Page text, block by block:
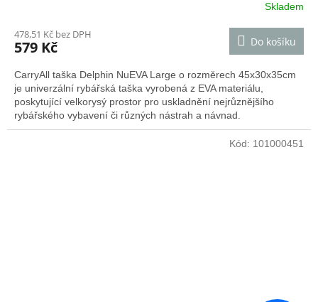
Skladem
478,51 Kč bez DPH
579 Kč Do košíku
CarryAll taška Delphin NuEVA Large o rozměrech 45x30x35cm
je univerzální rybářská taška vyrobená z EVA materiálu,
poskytující velkorysý prostor pro uskladnění nejrůznějšího
rybářského vybavení či různých nástrah a návnad.
Kód: 101000451